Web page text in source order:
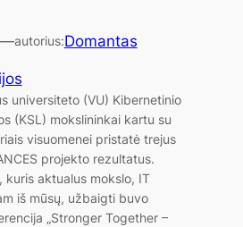
—autorius:Domantas
universiteto (VU) Kibernetinio
(KSL) mokslininkai kartu su
visuomenei pristatė trejus
projekto rezultatus.
kuris aktualus mokslo, IT
iš mūsų, užbaigti buvo
„Stronger Together –